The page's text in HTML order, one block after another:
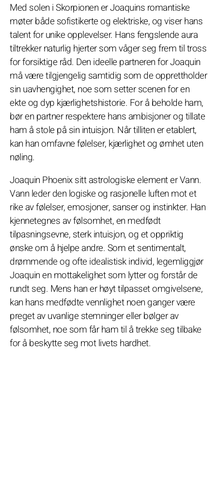
Med solen i Skorpionen er Joaquins romantiske
møter både sofistikerte og elektriske, og viser hans
talent for unike opplevelser. Hans fengslende aura
tiltrekker naturlig hjerter som våger seg frem til tross
for forsiktige råd. Den ideelle partneren for Joaquin
må være tilgjengelig samtidig som de opprettholder
sin uavhengighet, noe som setter scenen for en
ekte og dyp kjærlighetshistorie. For å beholde ham,
bør en partner respektere hans ambisjoner og tillate
ham å stole på sin intuisjon. Når tilliten er etablert,
kan han omfavne følelser, kjærlighet og ømhet uten
nøling.
Joaquin Phoenix sitt astrologiske element er Vann.
Vann leder den logiske og rasjonelle luften mot et
rike av følelser, emosjoner, sanser og instinkter. Han
kjennetegnes av følsomhet, en medfødt
tilpasningsevne, sterk intuisjon, og et oppriktig
ønske om å hjelpe andre. Som et sentimentalt,
drømmende og ofte idealistisk individ, legemliggjør
Joaquin en mottakelighet som lytter og forstår de
rundt seg. Mens han er høyt tilpasset omgivelsene,
kan hans medfødte vennlighet noen ganger være
preget av uvanlige stemninger eller bølger av
følsomhet, noe som får ham til å trekke seg tilbake
for å beskytte seg mot livets hardhet.